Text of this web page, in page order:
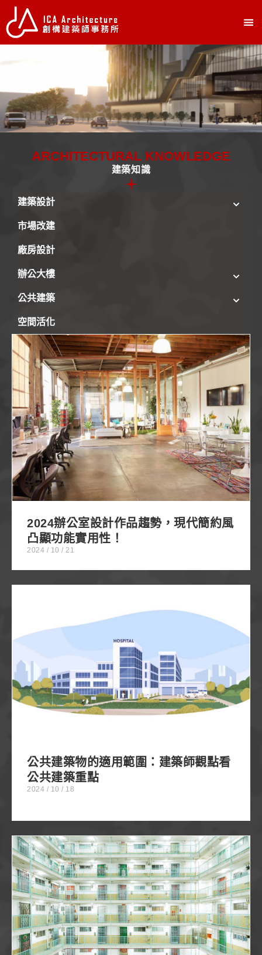
ARCHITECTURAL KNOWLEDGE
建築知識
2024辦公室設計作品趨勢，現代簡約風凸顯功能實
用性！
2024辦公室設計作品趨勢，現代簡約風
凸顯功能實用性！
2024 / 10 / 21
公共建築物的適用範圍：建築師觀點看公共建築重點
公共建築物的適用範圍：建築師觀點看
公共建築重點
2024 / 10 / 18
想問公共建築物定義？常見的公共建築物有這些！
建築設計
市場改建
廠房設計
辦公大樓
公共建築
空間活化